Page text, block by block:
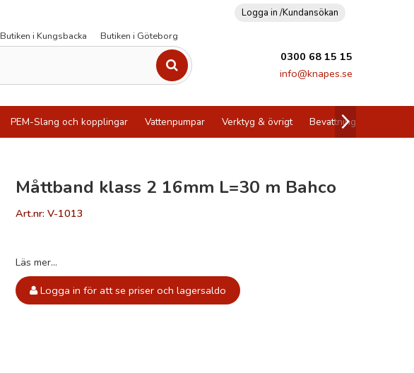
Logga in /Kundansökan
Butiken i Kungsbacka Butiken i Göteborg
0300 68 15 15
info@knapes.se
PEM-Slang och kopplingar Vattenpumpar Verktyg & övrigt Bevattning
Måttband klass 2 16mm L=30 m Bahco
Art.nr: V-1013
Läs mer...
Logga in för att se priser och lagersaldo